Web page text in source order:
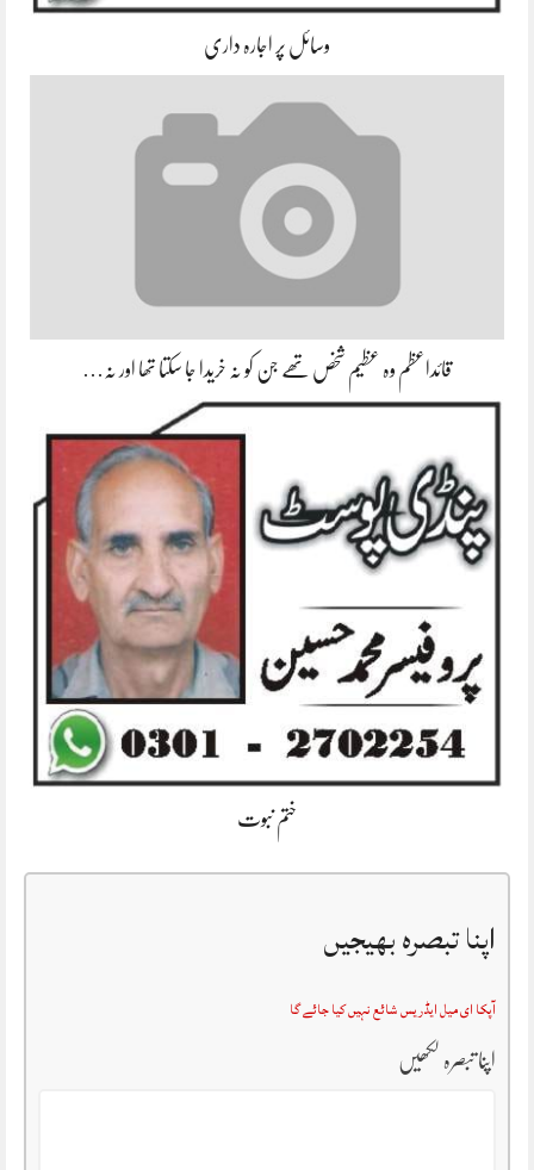
وسائل پر اجارہ داری
قائداعظم وہ عظیم شخص تھے جن کو نہ خریدا جا سکتا تھا اور نہ…
ختم نبوت
اپنا تبصرہ بھیجیں
آپکا ای میل ایڈریس شائع نہیں کیا جائے گا
اپنا تبصرہ لکھیں